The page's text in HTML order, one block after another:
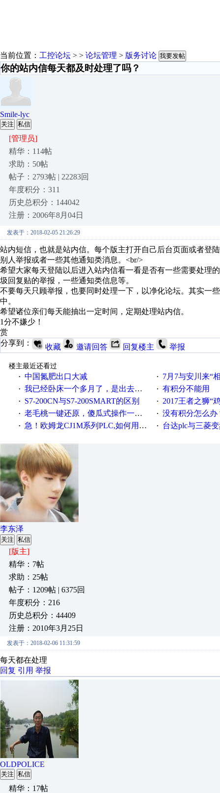
当前位置： 工控论坛 > > 论坛管理 > 版务讨论 我要发帖
你的站内信每天都及时处理了吗？
Smile-lyc
关注 私信
[管理员]
精华：114帖
求助：50帖
帖子：2793帖 | 22283回
年度积分：311
历史总积分：144042
注册：2006年8月04日
发表于：2018-02-05 21:26:29
站内短信，也就是站内信。每个版主打开自己后台页面或者登
别人举报或者一些其他通知类消息。<br/>
希望大家每天登陆以后进入站内信看一看是否有一些需要处理
圾回复贴的举报，一些通知类信息等。
不要每天只顾举报，也要同时处理一下，以净化论坛。其实一
中。
希望诸位亲们每天能抽出一定时间，定期处理站内信。
1分不嫌少！
赏
分享到：
收藏 邀请回答 回复楼主 举报
楼主最近还看过
· 中国氮肥出口大减 · 7月7与安川来“
· 我已经卧床一个多月了，是出去安装机械手在高速遭遇车祸所致:大家工作都要特别注意啊 · 有积分不能用
· S7-200CN与S7-200SMART的区别 · 2017王者之狮“鸡”情签到
· 老毛桃一键还原，傻瓜式操作一键轻松备份还原；程序为向导式安装，一键即可实现自动备份或还原系统。 · 没有积分怎么办
· 急！欧姆龙CJ1M系列PLC,如何用时间控制变频器。要求时间在组态王中可以自由输入！拜托各位大神了！ · 台达plc与三菱
李东泽
关注 私信
[版主]
精华：7帖
求助：25帖
帖子：1209帖 | 6375回
年度积分：216
历史总积分：44409
注册：2010年3月25日
发表于：2018-02-06 11:31:59
每天都在处理
回复 引用 举报
OLDPOLICE
关注 私信
精华：17帖